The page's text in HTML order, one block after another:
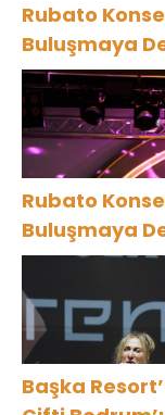
Rubato
Buluşmaya
Rubato
Buluşmaya
Başka